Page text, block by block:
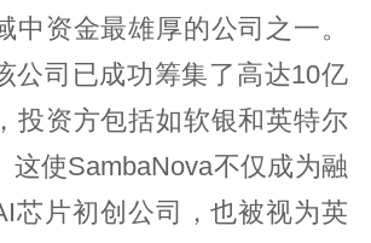
中资金最雄厚的公司之一。
公司已成功筹集了高达10亿
投资方包括如软银和英特尔
这使SambaNova不仅成为融
芯片初创公司，也被视为英